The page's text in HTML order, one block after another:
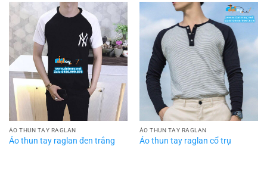
ÁO THUN TAY RAGLAN
Áo thun tay raglan đen trắng
ÁO THUN TAY RAGLAN
Áo thun tay raglan cổ trụ